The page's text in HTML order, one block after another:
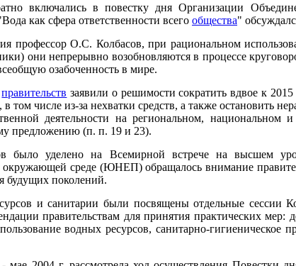
включались в повестку дня Организации
как сфера ответственности всего общества"
профессор О.С. Колбасов, при рациональном
они непрерывно возобновляются в процессе
озабоченность в мире.
правительств заявили о решимости сократить вдвое к
том числе из-за нехватки средств, а также остановить
деятельности на региональном,
предложению (п. п. 19 и 23).
было уделено на Всемирной встрече на высшем
среде (ЮНЕП) обращалось внимание
будущих поколений.
и санитарии были посвящены отдельные сессии
правительствам для принятия практических мер:
водных ресурсов, санитарно-гигиеническое